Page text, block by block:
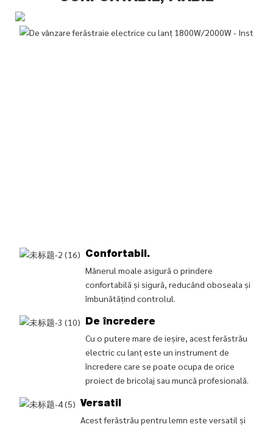
Confortabil.
Mânerul moale asigură o prindere
confortabilă și sigură, reducând oboseala și
îmbunătățind controlul.
De încredere
Cu o putere mare de ieșire, acest ferăstrău
electric cu lanț este un instrument de
încredere care se poate ocupa de orice
proiect de bricolaj sau muncă profesională.
Versatil
Acest ferăstrău pentru lemn este versatil și